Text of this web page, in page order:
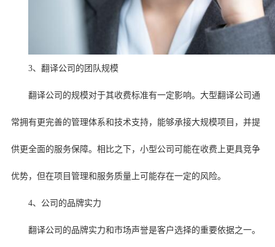
3、翻译公司的团队规模
翻译公司的规模对于其收费标准有一定影响。大型翻译公司通
常拥有更完善的管理体系和技术支持，能够承接大规模项目，并提
供更全面的服务保障。相比之下，小型公司可能在收费上更具竞争
优势，但在项目管理和服务质量上可能存在一定的风险。
4、公司的品牌实力
翻译公司的品牌实力和市场声誉是客户选择的重要依据之一。